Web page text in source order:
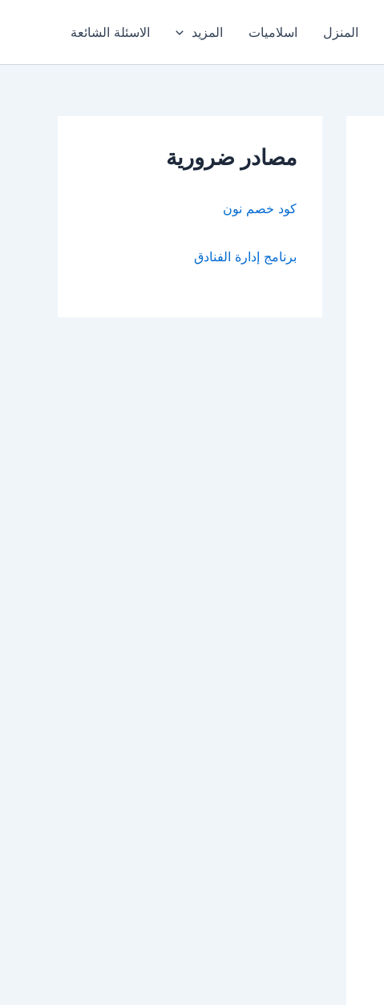
المنزل اسلاميات المزيد الاسئلة الشائعة
مصادر ضرورية
كود خصم نون
برنامج إدارة الفنادق